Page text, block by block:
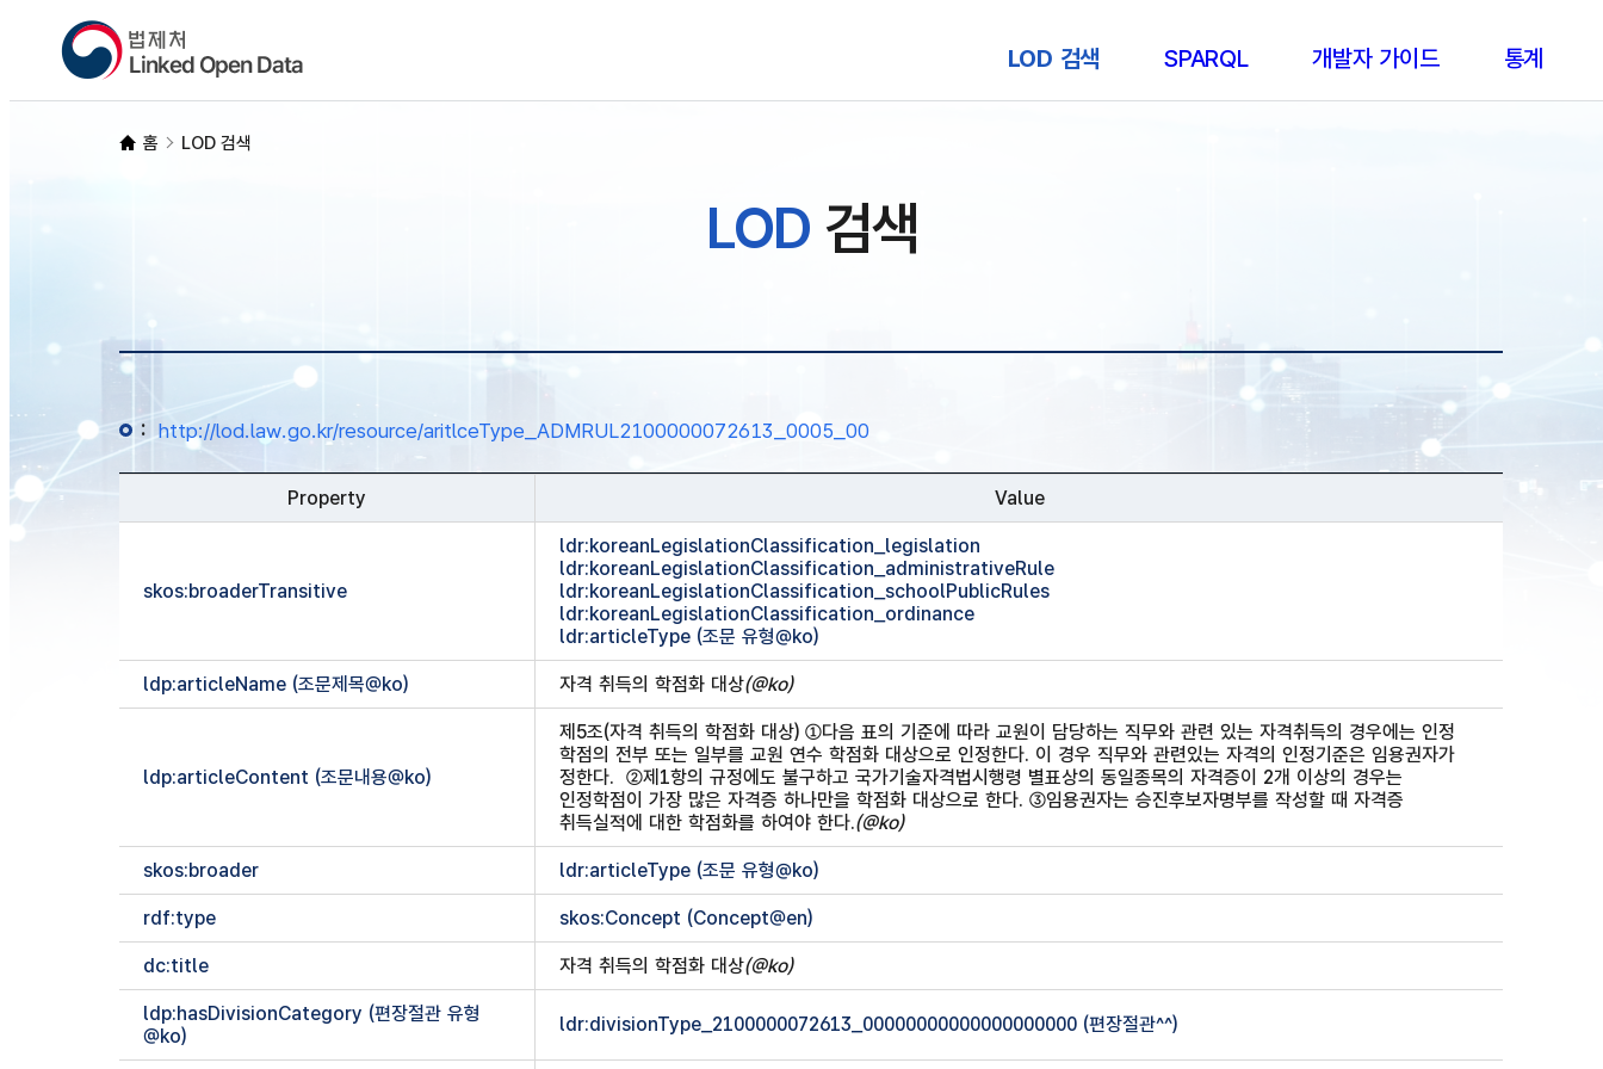
LOD 검색 SPARQL 개발자 가이드 통계
홈 LOD 검색
LOD검색
: http://lod.law.go.kr/resource/aritlceType_ADMRUL2100000072613_0005_00
Property Value
skos:broaderTransitive
ldr:koreanLegislationClassification_legislation
ldr:koreanLegislationClassification_administrativeRule
ldr:koreanLegislationClassification_schoolPublicRules
ldr:koreanLegislationClassification_ordinance
ldr:articleType (조문 유형@ko)
ldp:articleName (조문제목@ko) 자격 취득의 학점화 대상(@ko)
ldp:articleContent (조문내용@ko)
제5조(자격 취득의 학점화 대상) ①다음 표의 기준에 따라 교원이 담당하는 직무와 관련 있는 자격취득의 경우에는 인정
학점의 전부 또는 일부를 교원 연수 학점화 대상으로 인정한다. 이 경우 직무와 관련있는 자격의 인정기준은 임용권자가
정한다. ②제1항의 규정에도 불구하고 국가기술자격법시행령 별표상의 동일종목의 자격증이 2개 이상의 경우는
인정학점이 가장 많은 자격증 하나만을 학점화 대상으로 한다. ③임용권자는 승진후보자명부를 작성할 때 자격증
취득실적에 대한 학점화를 하여야 한다.(@ko)
skos:broader ldr:articleType (조문 유형@ko)
rdf:type skos:Concept (Concept@en)
dc:title 자격 취득의 학점화 대상(@ko)
ldp:hasDivisionCategory (편장절관 유형
@ko)
ldr:divisionType_2100000072613_00000000000000000000 (편장절관^^)